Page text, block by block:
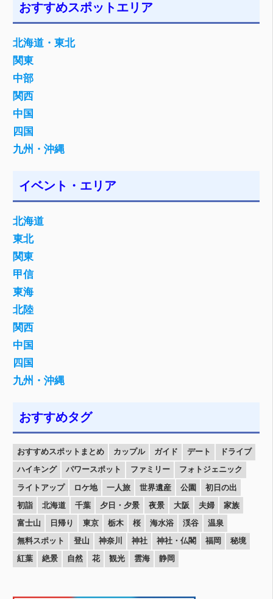
おすすめスポットエリア
北海道・東北
関東
中部
関西
中国
四国
九州・沖縄
イベント・エリア
北海道
東北
関東
甲信
東海
北陸
関西
中国
四国
九州・沖縄
おすすめタグ
おすすめスポットまとめ カップル ガイド デート
ドライブ
ハイキング
パワースポット ファミリー
フォトジェニック
ライトアップ
ロケ地 一人旅 世界遺産 公園
初日の出
初詣
北海道 千葉 夕日・夕景 夜景 大阪 夫婦
家族
富士山
日帰り 東京 栃木 桜 海水浴 渓谷
温泉
無料スポット
登山 神奈川 神社 神社・仏閣 福岡
秘境
紅葉
絶景 自然 花 観光 雲海 静岡